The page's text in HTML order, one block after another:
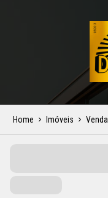
Home Imóveis Venda